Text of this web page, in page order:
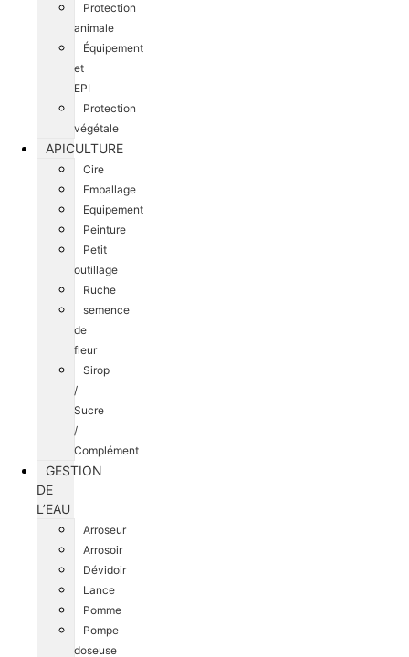
Protection
animale
Équipement
et
EPI
Protection
végétale
APICULTURE
Cire
Emballage
Equipement
Peinture
Petit
outillage
Ruche
semence
de
fleur
Sirop
/
Sucre
/
Complément
GESTION
DE
L’EAU
Arroseur
Arrosoir
Dévidoir
Lance
Pomme
Pompe
doseuse